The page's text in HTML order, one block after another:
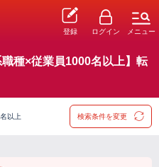
登録 ログイン メニュー
種×従業員1000名以上】転
以上 検索条件を変更